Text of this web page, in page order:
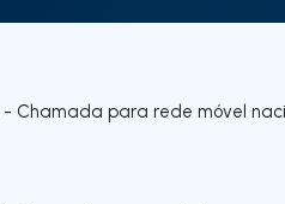
- Chamada para rede móvel